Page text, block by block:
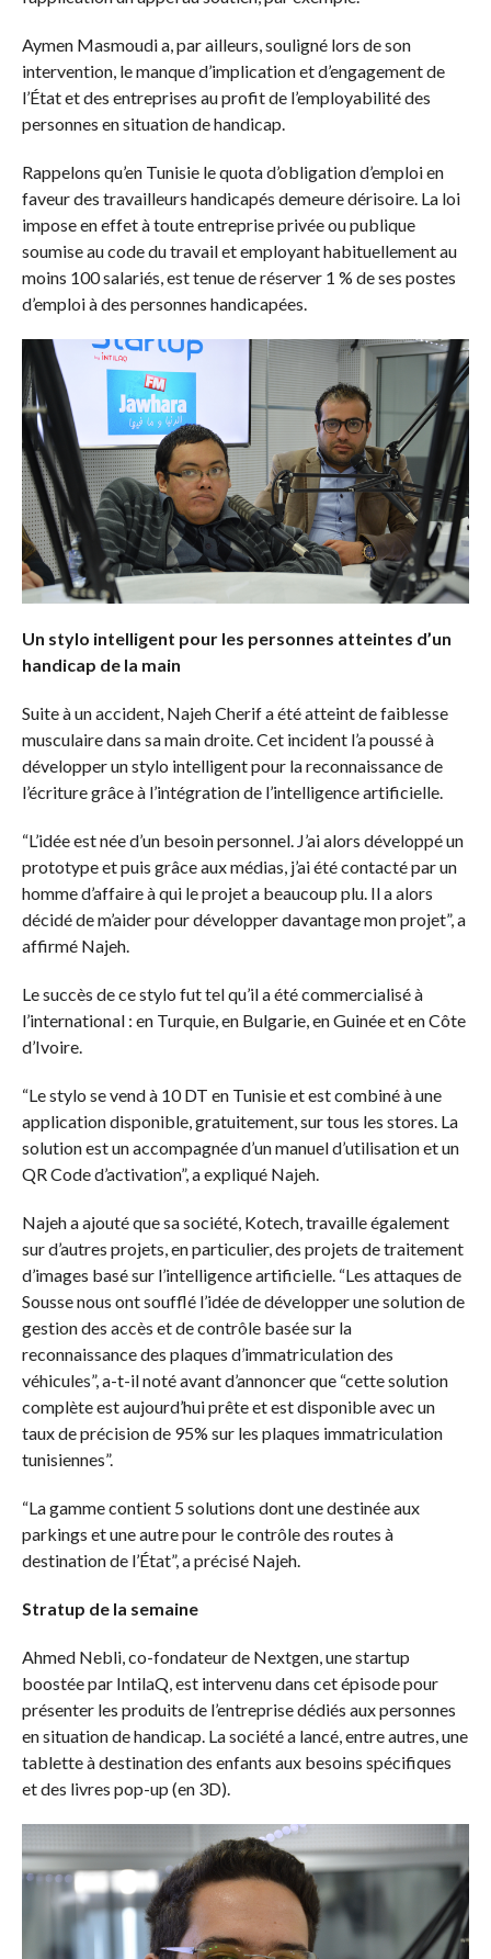
Aymen Masmoudi a, par ailleurs, souligné lors de son
intervention, le manque d’implication et d’engagement de
l’État et des entreprises au profit de l’employabilité des
personnes en situation de handicap.
Rappelons qu’en Tunisie le quota d’obligation d’emploi en
faveur des travailleurs handicapés demeure dérisoire. La loi
impose en effet à toute entreprise privée ou publique
soumise au code du travail et employant habituellement au
moins 100 salariés, est tenue de réserver 1 % de ses postes
d’emploi à des personnes handicapées.
Un stylo intelligent pour les personnes atteintes d’un
handicap de la main
Suite à un accident, Najeh Cherif a été atteint de faiblesse
musculaire dans sa main droite. Cet incident l’a poussé à
développer un stylo intelligent pour la reconnaissance de
l’écriture grâce à l’intégration de l’intelligence artificielle.
“L’idée est née d’un besoin personnel. J’ai alors développé un
prototype et puis grâce aux médias, j’ai été contacté par un
homme d’affaire à qui le projet a beaucoup plu. Il a alors
décidé de m’aider pour développer davantage mon projet”, a
affirmé Najeh.
Le succès de ce stylo fut tel qu’il a été commercialisé à
l’international : en Turquie, en Bulgarie, en Guinée et en Côte
d’Ivoire.
“Le stylo se vend à 10 DT en Tunisie et est combiné à une
application disponible, gratuitement, sur tous les stores. La
solution est un accompagnée d’un manuel d’utilisation et un
QR Code d’activation”, a expliqué Najeh.
Najeh a ajouté que sa société, Kotech, travaille également
sur d’autres projets, en particulier, des projets de traitement
d’images basé sur l’intelligence artificielle. “Les attaques de
Sousse nous ont soufflé l’idée de développer une solution de
gestion des accès et de contrôle basée sur la
reconnaissance des plaques d’immatriculation des
véhicules”, a-t-il noté avant d’annoncer que “cette solution
complète est aujourd’hui prête et est disponible avec un
taux de précision de 95% sur les plaques immatriculation
tunisiennes”.
“La gamme contient 5 solutions dont une destinée aux
parkings et une autre pour le contrôle des routes à
destination de l’État”, a précisé Najeh.
Stratup de la semaine
Ahmed Nebli, co-fondateur de Nextgen, une startup
boostée par IntilaQ, est intervenu dans cet épisode pour
présenter les produits de l’entreprise dédiés aux personnes
en situation de handicap. La société a lancé, entre autres, une
tablette à destination des enfants aux besoins spécifiques
et des livres pop-up (en 3D).